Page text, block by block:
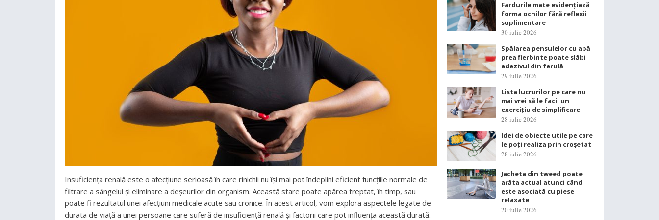
Insuficiența renală este o afecțiune serioasă în care rinichii nu își mai pot îndeplini eficient funcțiile normale de
filtrare a sângelui și eliminare a deșeurilor din organism. Această stare poate apărea treptat, în timp, sau
poate fi rezultatul unei afecțiuni medicale acute sau cronice. În acest articol, vom explora aspectele legate de
durata de viață a unei persoane care suferă de insuficiență renală și factorii care pot influența această durată.
Fardurile mate evidențiază
forma ochilor fără reflexii
suplimentare
30 iulie 2026
Spălarea pensulelor cu apă
prea fierbinte poate slăbi
adezivul din ferulă
29 iulie 2026
Lista lucrurilor pe care nu
mai vrei să le faci: un
exercițiu de simplificare
28 iulie 2026
Idei de obiecte utile pe care
le poți realiza prin croșetat
28 iulie 2026
Jacheta din tweed poate
arăta actual atunci când
este asociată cu piese
relaxate
20 iulie 2026